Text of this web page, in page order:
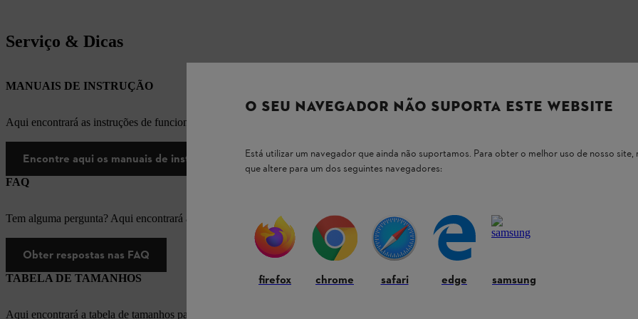
Serviço & Dicas
MANUAIS DE INSTRUÇÃO
Aqui encontrará as instruções de funcionamento apropriadas para os nossos produtos STIHL
Encontre aqui os manuais de instruções
FAQ
Tem alguma pergunta? Aqui encontrará as respostas apropriadas para as perguntas mais comuns
Obter respostas nas FAQ
TABELA DE TAMANHOS
Aqui encontrará a tabela de tamanhos para equipamento de proteção individual
O SEU NAVEGADOR NÃO SUPORTA ESTE WEBSITE
Está utilizar um navegador que ainda não suportamos. Para obter o melhor uso de nosso site,
que altere para um dos seguintes navegadores:
firefox chrome safari edge samsung